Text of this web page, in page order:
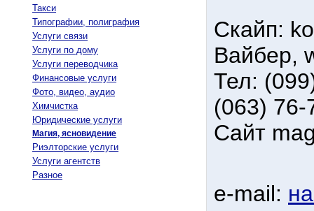
Такси
Типографии, полиграфия
Услуги связи
Услуги по дому
Услуги переводчика
Финансовые услуги
Фото, видео, аудио
Химчистка
Юридические услуги
Магия, ясновидение
Риэлторские услуги
Услуги агентств
Разное
Скайп:
Вайбер,
Тел:
(063) 76-
Сайт
e-mail: